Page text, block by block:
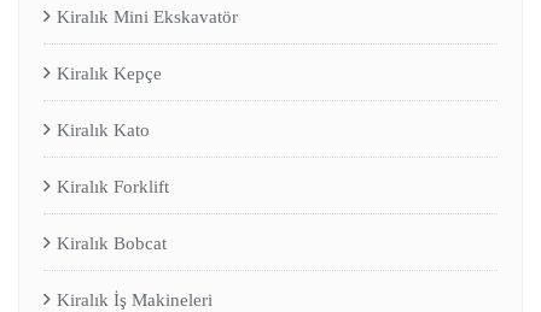
Kiralık Mini Ekskavatör
Kiralık Kepçe
Kiralık Kato
Kiralık Forklift
Kiralık Bobcat
Kiralık İş Makineleri